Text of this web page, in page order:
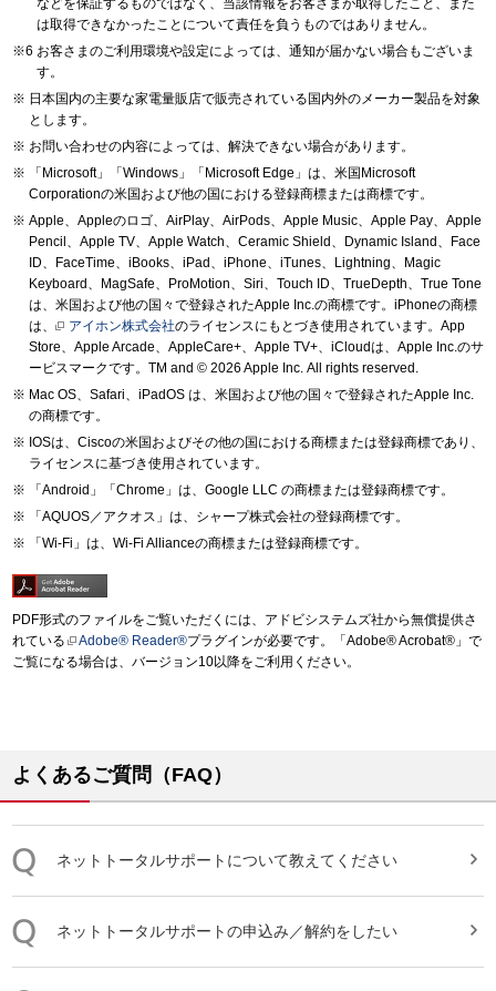
は取得できなかったことについて責任を負うものではありません。
お客さまのご利用環境や設定によっては、通知が届かない場合もございま
す。
日本国内の主要な家電量販店で販売されている国内外のメーカー製品を対象
とします。
お問い合わせの内容によっては、解決できない場合があります。
「Microsoft」「Windows」「Microsoft Edge」は、米国Microsoft
Corporationの米国および他の国における登録商標または商標です。
Apple、Appleのロゴ、AirPlay、AirPods、Apple Music、Apple Pay、Apple
Pencil、Apple TV、Apple Watch、Ceramic Shield、Dynamic Island、Face
ID、FaceTime、iBooks、iPad、iPhone、iTunes、Lightning、Magic
Keyboard、MagSafe、ProMotion、Siri、Touch ID、TrueDepth、True Tone
は、米国および他の国々で登録されたApple Inc.の商標です。iPhoneの商標
は、
アイホン株式会社のライセンスにもとづき使用されています。App
Store、Apple Arcade、AppleCare+、Apple TV+、iCloudは、Apple Inc.のサ
ービスマークです。TM and © 2026 Apple Inc. All rights reserved.
Mac OS、Safari、iPadOS は、米国および他の国々で登録されたApple Inc.
の商標です。
IOSは、Ciscoの米国およびその他の国における商標または登録商標であり、
ライセンスに基づき使用されています。
「Android」「Chrome」は、Google LLC の商標または登録商標です。
「AQUOS／アクオス」は、シャープ株式会社の登録商標です。
「Wi-Fi」は、Wi-Fi Allianceの商標または登録商標です。
PDF形式のファイルをご覧いただくには、アドビシステムズ社から無償提供さ
れている
Adobe® Reader®プラグインが必要です。「Adobe® Acrobat®」で
ご覧になる場合は、バージョン10以降をご利用ください。
よくあるご質問（FAQ）
ネットトータルサポート について教えてください
ネットトータルサポートの申込み／解約をしたい